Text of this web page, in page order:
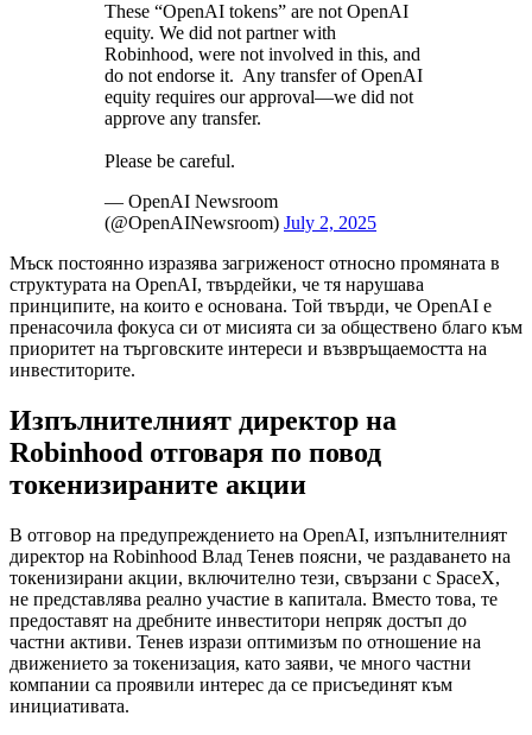
These “OpenAI tokens” are not OpenAI
equity. We did not partner with
Robinhood, were not involved in this, and
do not endorse it. Any transfer of OpenAI
equity requires our approval—we did not
approve any transfer.
Please be careful.
— OpenAI Newsroom
(@OpenAINewsroom) July 2, 2025
Мъск постоянно изразява загриженост относно промяната в
структурата на OpenAI, твърдейки, че тя нарушава
принципите, на които е основана. Той твърди, че OpenAI е
пренасочила фокуса си от мисията си за обществено благо към
приоритет на търговските интереси и възвръщаемостта на
инвеститорите.
Изпълнителният директор на
Robinhood отговаря по повод
токенизираните акции
В отговор на предупреждението на OpenAI, изпълнителният
директор на Robinhood Влад Тенев поясни, че раздаването на
токенизирани акции, включително тези, свързани с SpaceX,
не представлява реално участие в капитала. Вместо това, те
предоставят на дребните инвеститори непряк достъп до
частни активи. Тенев изрази оптимизъм по отношение на
движението за токенизация, като заяви, че много частни
компании са проявили интерес да се присъединят към
инициативата.